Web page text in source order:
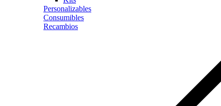
Personalizables
Consumibles
Recambios